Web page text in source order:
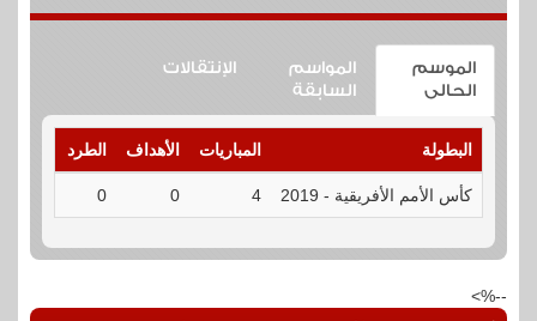
الموسم
الحالى
المواسم
السابقة
الإنتقالات
البطولة المباريات الأهداف الطرد
كأس الأمم الأفريقية - 2019 4
0
0
--%>